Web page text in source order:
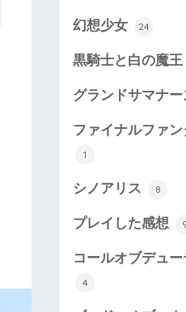
幻想少女 24
黒騎士と白の魔王
グランドサマナ
ファイナルファ
1
シノアリス 8
プレイした感想
コールオブデュ
4